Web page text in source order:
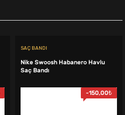
SAÇ BANDI
Nike Swoosh Habanero Havlu
Saç Bandı
-150,00₺